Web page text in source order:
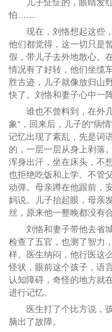
儿子怔怔的，眼睛发红
怕……
现在，刘恪想起这些，
他们都觉得，这一切只是
假，带儿子去外地散心。
情况有了好转，他们坐缆
胜古迹，儿子就像放归山
快了。刘恪和妻子心中一
谁也不曾料到，在外几
象”，回来后，儿子的“病
记忆出现了紊乱，先是词
的，一层一层从身上剥落
浑身出汗，坐在床头，不
也拒绝吃饭和上学。不管
动弹。母亲蹲在他跟前，
妈说。儿子抬起眼，母亲
丝，原来他一整晚都没有
刘恪和妻子带他去省城
检查了五官，也测了智力
样。医生纳闷，他行医这
怪状，眼前这个孩子，语
认知障碍，奇怪的地方就
进行记忆。
医生打了个比方说，孩
脑出了故障。